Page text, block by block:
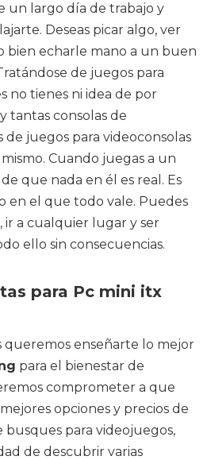
un largo día de trabajo y
Deseas picar algo, ver
bien echarle mano a un buen
de juegos para
no tienes ni idea de por
tantas consolas de
de juegos para videoconsolas
Cuando juegas a un
que nada en él es real. Es
en el que todo vale. Puedes
ir a cualquier lugar y ser
ello sin consecuencias.
para Pc mini itx
queremos enseñarte lo mejor
para el bienestar de
comprometer a que
opciones y precios de
busques para videojuegos,
de descubrir varias